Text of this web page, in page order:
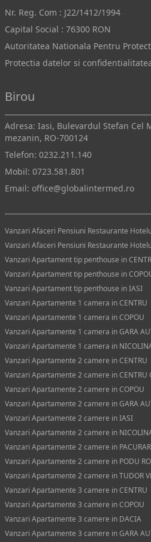
Nr. Reg. Com : J22/1412/1994
Capital Social : 76300 RON
Autoritatea Nationala Pentru
Protectia datelor si
Birou
Adresa: Iasi, Bulevardul Stefan Cel
mezanin, RO-700124
Telefon: 0232.211.140
Mobil: 0723.581.801
Email: office@globalintermed.ro
Vanzari Afaceri Pensiuni Restaurante
Vanzari Afaceri Pensiuni Restaurante
Vanzari Apartament tip penthouse in
Vanzari Apartament tip penthouse in
Vanzari Apartament tip penthouse in IASI
Vanzari Apartamente 1 camera in CENTRU
Vanzari Apartamente 1 camera in COPOU
Vanzari Apartamente 1 camera in GARA
Vanzari Apartamente 1 camera in
Vanzari Apartamente 2 camere in CENTRU
Vanzari Apartamente 2 camere in CENTRU
Vanzari Apartamente 2 camere in COPOU
Vanzari Apartamente 2 camere in GARA
Vanzari Apartamente 2 camere in IASI
Vanzari Apartamente 2 camere in
Vanzari Apartamente 2 camere in
Vanzari Apartamente 2 camere in PODU
Vanzari Apartamente 2 camere in TUDOR
Vanzari Apartamente 3 camere in CENTRU
Vanzari Apartamente 3 camere in COPOU
Vanzari Apartamente 3 camere in DACIA
Vanzari Apartamente 3 camere in GARA